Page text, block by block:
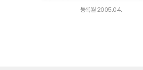
등록월 2005.04.